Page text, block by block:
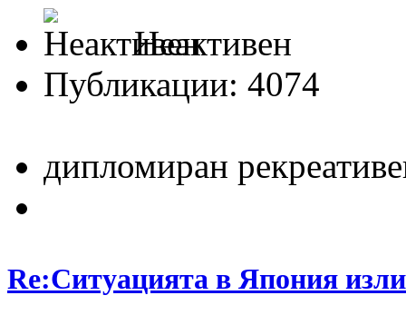
Неактивен
Публикации: 4074
дипломиран
Re:Ситуацията в Япония